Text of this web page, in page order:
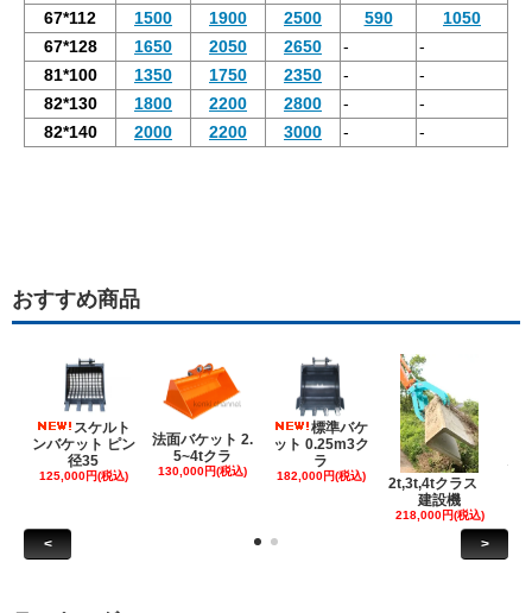
67*112
1500 1900 2500 590
1050
67*128
1650 2050 2650 -
-
81*100
1350 1750 2350 -
-
82*130
1800 2200 2800 -
-
82*140
2000 2200 3000 - -
おすすめ商品
スケルト
ンバケット ピン
径35
125,000円(税込)
法面バケット 2.
5~4tクラ
130,000円(税込)
標準バケ
ット 0.25m3ク
ラ
182,000円(税込)
2t,3t,4tクラス
建設機
218,000円(税込)
< >